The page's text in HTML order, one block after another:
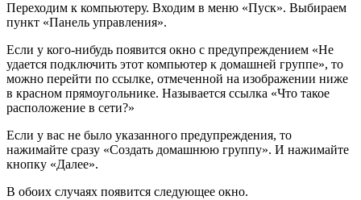
Переходим к компьютеру. Входим в меню «Пуск». Выбираем
пункт «Панель управления».
Если у кого-нибудь появится окно с предупреждением «Не
удается подключить этот компьютер к домашней группе», то
можно перейти по ссылке, отмеченной на изображении ниже
в красном прямоугольнике. Называется ссылка «Что такое
расположение в сети?»
Если у вас не было указанного предупреждения, то
нажимайте сразу «Создать домашнюю группу». И нажимайте
кнопку «Далее».
В обоих случаях появится следующее окно.